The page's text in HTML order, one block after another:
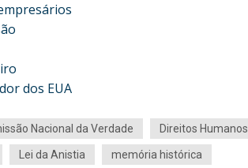
dos EUA
Nacional da Verdade Direitos Humanos
Lei da Anistia memória histórica